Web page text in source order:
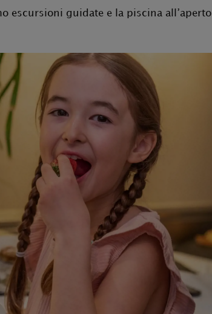
escursioni guidate e la piscina all’aperto